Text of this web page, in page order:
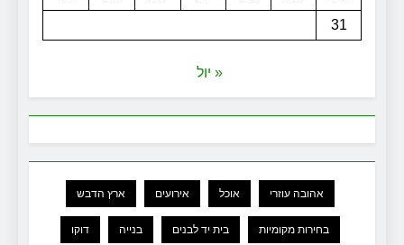
31
« יול
אהובה עוזרי אוכל אירועים ארץ הדבש
בחירות מקומיות בית יד לבנים בנייה דוקו